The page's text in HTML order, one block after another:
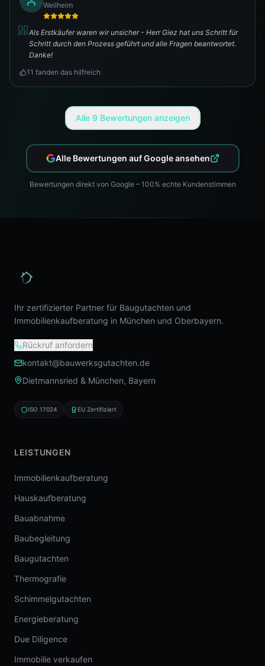
Weilheim
Als Erstkäufer waren wir unsicher - Herr Giez hat uns Schritt für
Schritt durch den Prozess geführt und alle Fragen beantwortet.
Danke!
11 fanden das hilfreich
Alle 9 Bewertungen anzeigen
Alle Bewertungen auf Google ansehen
Bewertungen direkt von Google – 100% echte Kundenstimmen
Ihr zertifizierter Partner für Baugutachten und
Immobilienkaufberatung in München und Oberbayern.
Rückruf anfordern
kontakt@bauwerksgutachten.de
Dietmannsried & München, Bayern
ISO 17024 EU Zertifiziert
LEISTUNGEN
Immobilienkaufberatung
Hauskaufberatung
Bauabnahme
Baubegleitung
Baugutachten
Thermografie
Schimmelgutachten
Energieberatung
Due Diligence
Immobilie verkaufen